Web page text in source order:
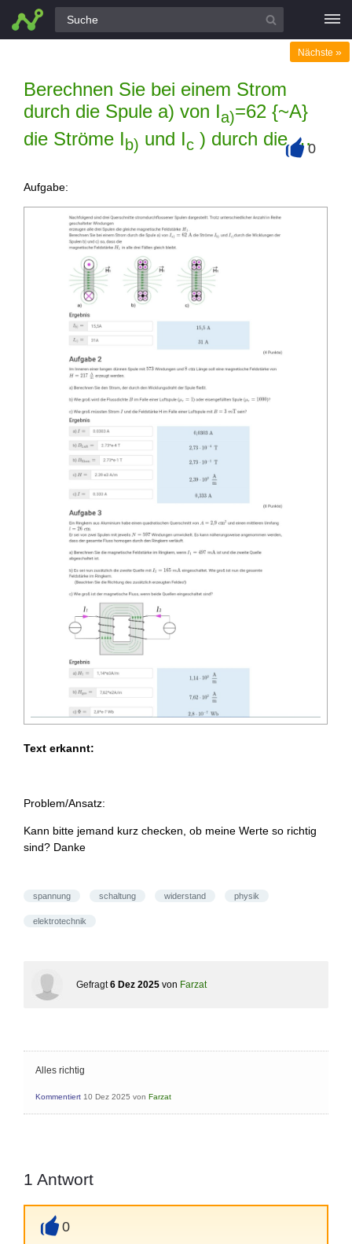
Alle Fragen
Berechnen Sie bei einem Strom
durch die Spule a) von Ia)=62 {~A}
die Ströme Ib) und Ic ) durch die …
Nächste »
0
Aufgabe:
Text erkannt:
Problem/Ansatz:
Kann bitte jemand kurz checken, ob meine Werte so richtig
sind? Danke
spannung schaltung widerstand physik
elektrotechnik
Gefragt 6 Dez 2025 von Farzat
Alles richtig
Kommentiert 10 Dez 2025 von Farzat
1 Antwort
0